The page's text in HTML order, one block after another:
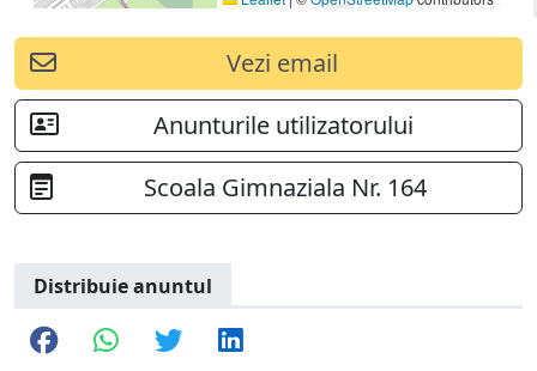
Vezi email
Anunturile utilizatorului
Scoala Gimnaziala Nr. 164
Distribuie anuntul